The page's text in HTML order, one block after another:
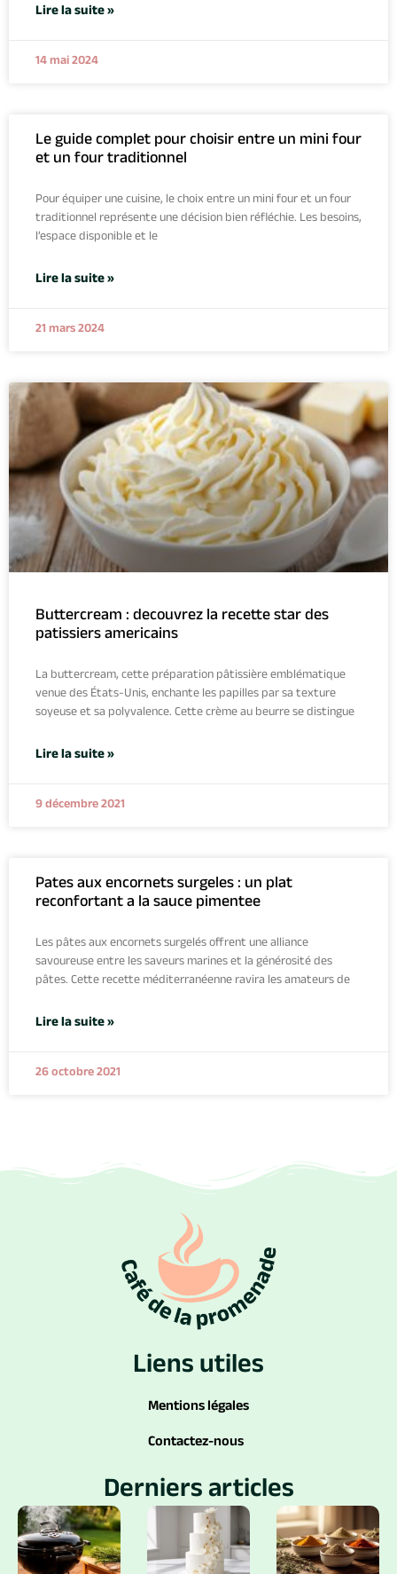
Lire la suite »
14 mai 2024
Le guide complet pour choisir entre un mini four
et un four traditionnel
Pour équiper une cuisine, le choix entre un mini four et un four
traditionnel représente une décision bien réfléchie. Les besoins,
l’espace disponible et le
Lire la suite »
21 mars 2024
Buttercream : decouvrez la recette star des
patissiers americains
La buttercream, cette préparation pâtissière emblématique
venue des États-Unis, enchante les papilles par sa texture
soyeuse et sa polyvalence. Cette crème au beurre se distingue
Lire la suite »
9 décembre 2021
Pates aux encornets surgeles : un plat
reconfortant a la sauce pimentee
Les pâtes aux encornets surgelés offrent une alliance
savoureuse entre les saveurs marines et la générosité des
pâtes. Cette recette méditerranéenne ravira les amateurs de
Lire la suite »
26 octobre 2021
Liens utiles
Mentions légales
Contactez-nous
Derniers articles